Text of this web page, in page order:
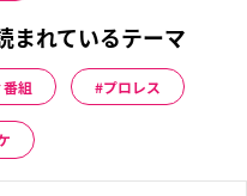
まれているテーマ
組 プロレス